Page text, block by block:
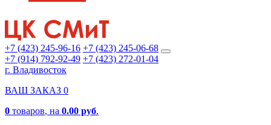
+7 (423) 245-96-16 +7 (423) 245-06-68
+7 (914) 792-92-49 +7 (423) 272-01-04
г. Владивосток
ВАШ ЗАКАЗ 0
0 товаров, на 0.00 руб.